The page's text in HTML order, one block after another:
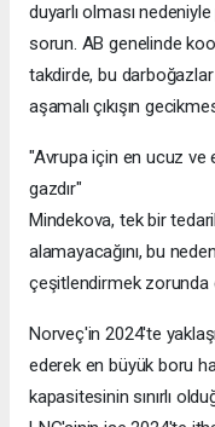
duyarlı olması
sorun. AB genelinde
takdirde, bu
aşamalı çıkışın
"Avrupa için en ucuz ve
gazdır"
Mindekova, tek bir
alamayacağını, bu
çeşitlendirmek zorunda
Norveç'in 2024'te
ederek en büyük boru
kapasitesinin sınırlı